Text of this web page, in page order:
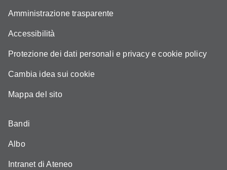
Amministrazione trasparente
Accessibilità
Protezione dei dati personali e privacy e cookie policy
Cambia idea sui cookie
Mappa del sito
Bandi
Albo
Intranet di Ateneo